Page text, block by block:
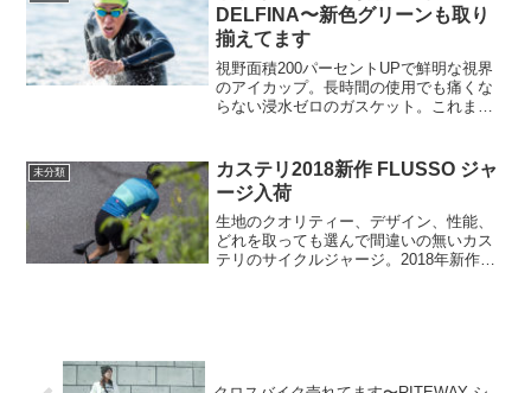
他には無いこの暖かさとフ...
DELFINA〜新色グリーンも取り
揃えてます
視野面積200パーセントUPで鮮明な視界
のアイカップ。長時間の使用でも痛くな
らない浸水ゼロのガスケット。これまで
路や周りの競技者が確認できて安心して
競技できるので、これ...
未分類
カステリ2018新作 FLUSSO ジャ
ージ入荷
生地のクオリティー、デザイン、性能、
どれを取っても選んで間違いの無いカス
テリのサイクルジャージ。2018年新作入